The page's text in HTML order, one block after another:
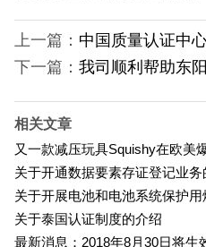
题
3C认证
CQC认证
环保节能认证
ROHS认证
上一篇： 中国质量认证中心向中国国
下一篇： 我司顺利帮助东阳市沃闪玩
相关文章
又一款减压玩具Squishy在欧美
关于开通数据要素存证登记业务
关于开展电池和电池系统保护
关于泰国认证制度的介绍
最新消息：2018年8月30日将生